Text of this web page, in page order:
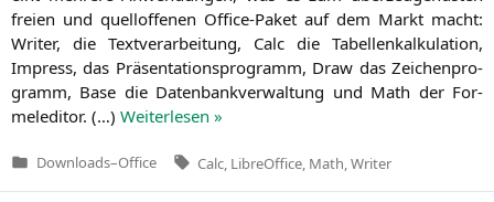
frei­en und quell­of­fe­nen Office-Paket auf dem Markt macht:
Wri­ter, die Text­ver­ar­bei­tung, Calc die Tabel­len­kal­ku­la­ti­on,
Impress, das Prä­sen­ta­ti­ons­pro­gramm, Draw das Zei­chen­pro­
gramm, Base die Daten­bank­ver­wal­tung und Math der For­
me­l­edi­tor. (…) Wei­ter­le­sen »
Veröffentlicht
Downloads–Office Tags:
Calc LibreOffice Math Writer